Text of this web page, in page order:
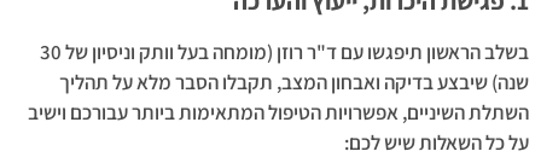
בשלב הראשון תיפגשו עם ד"ר רוזן (מומחה בעל וותק וניסיון של 30
שנה) שיבצע בדיקה ואבחון המצב, תקבלו הסבר מלא על תהליך
השתלת השיניים, אפשרויות הטיפול המתאימות ביותר עבורכם וישיב
על כל השאלות שיש לכם: